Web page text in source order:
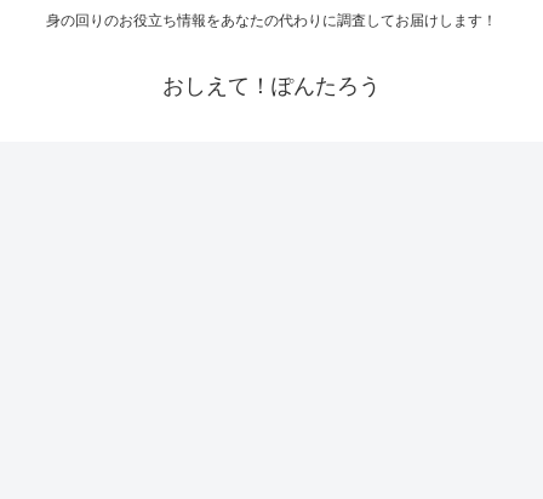
身の回りのお役立ち情報をあなたの代わりに調査してお届けします！
おしえて！ぽんたろう